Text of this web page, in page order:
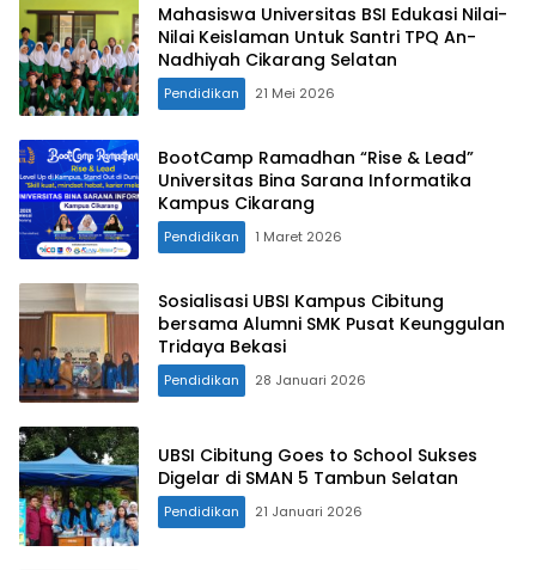
Mahasiswa Universitas BSI Edukasi Nilai-
Nilai Keislaman Untuk Santri TPQ An-
Nadhiyah Cikarang Selatan
Pendidikan 21 Mei 2026
BootCamp Ramadhan “Rise & Lead”
Universitas Bina Sarana Informatika
Kampus Cikarang
Pendidikan 1 Maret 2026
Sosialisasi UBSI Kampus Cibitung
bersama Alumni SMK Pusat Keunggulan
Tridaya Bekasi
Pendidikan 28 Januari 2026
UBSI Cibitung Goes to School Sukses
Digelar di SMAN 5 Tambun Selatan
Pendidikan 21 Januari 2026